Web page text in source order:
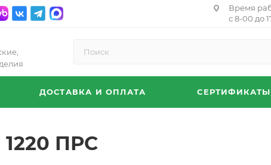
Время
с 8-00 до
ДОСТАВКА И ОПЛАТА СЕРТИФИКАТЫ
ПРС